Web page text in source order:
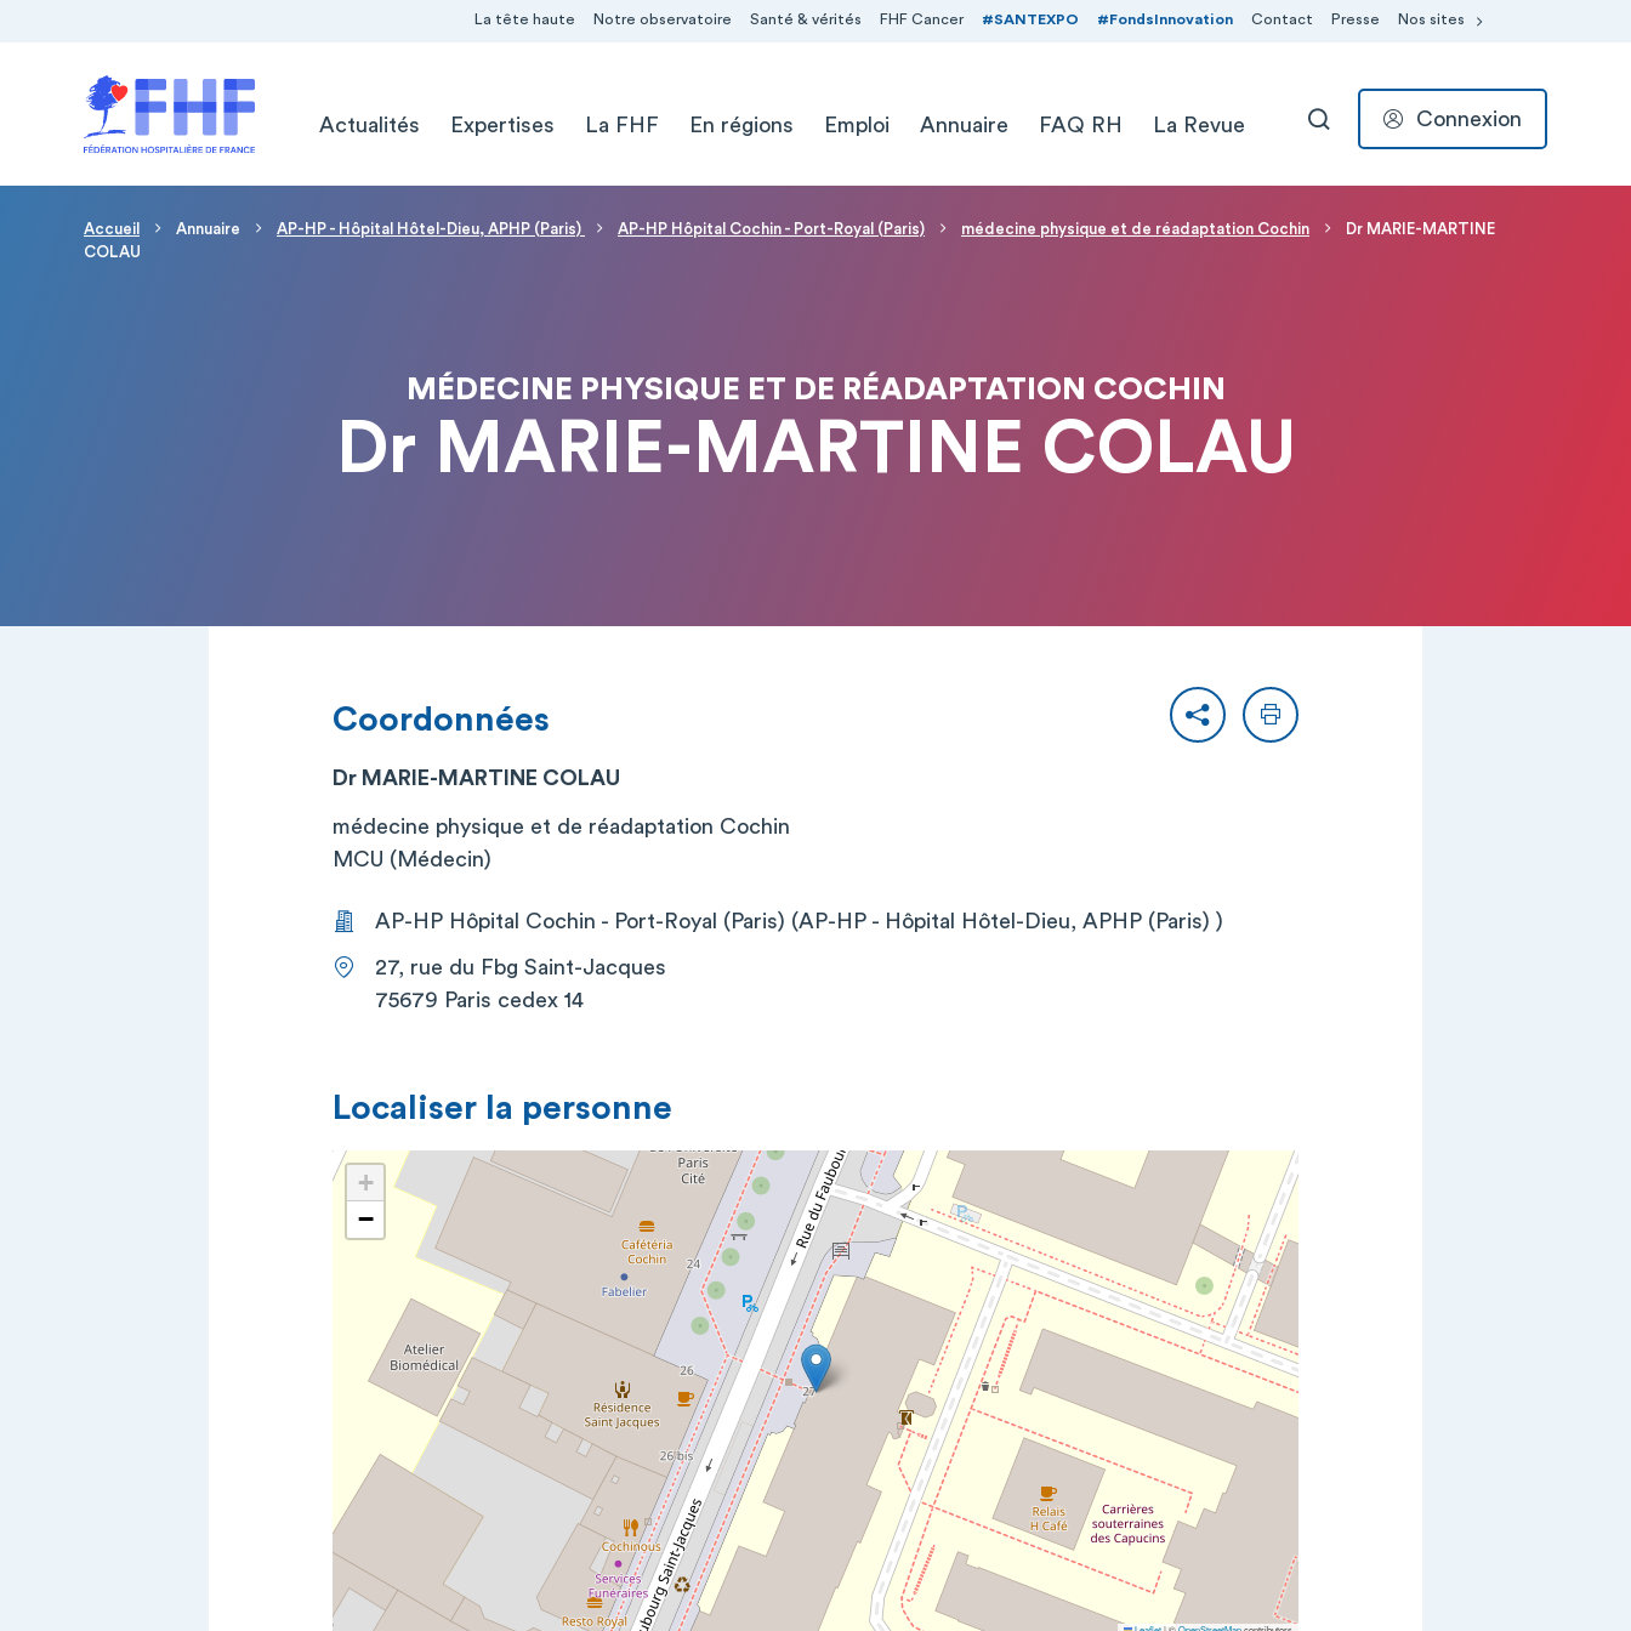
La tête haute Notre observatoire Santé & vérités FHF Cancer #SANTEXPO #FondsInnovation Contact Presse Nos sites
Actualités
Expertises La FHF En régions Emploi Annuaire FAQ RH La Revue RECHERCHER
Connexion
Fil d'Ariane
Accueil Annuaire AP-HP - Hôpital Hôtel-Dieu, APHP (Paris) AP-HP Hôpital Cochin - Port-Royal (Paris) médecine physique et de réadaptation Cochin
Dr MARIE-MARTINE
COLAU
MÉDECINE PHYSIQUE ET DE RÉADAPTATION COCHIN
Dr MARIE-MARTINE COLAU
PartagerImprimer
Coordonnées
Dr MARIE-MARTINE COLAU
médecine physique et de réadaptation Cochin
MCU (Médecin)
AP-HP Hôpital Cochin - Port-Royal (Paris) (AP-HP - Hôpital Hôtel-Dieu, APHP (Paris) )
27, rue du Fbg Saint-Jacques
75679 Paris cedex 14
Localiser la personne
+
−